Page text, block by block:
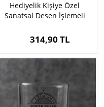
Hediyelik Kişiye Özel
Sanatsal Desen İşlemeli
314,90 TL